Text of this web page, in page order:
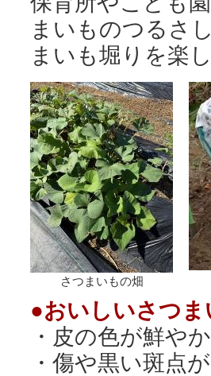
まいものつるさ
まいも堀りを楽
さつまいもの畑
●おいしいさつ
・皮の色が鮮や
・傷や黒い斑点